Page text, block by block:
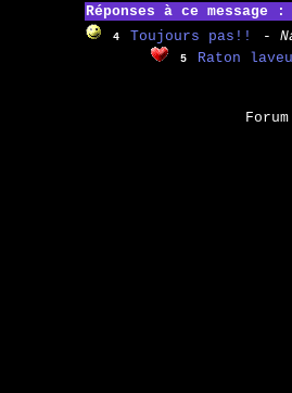
Réponses à ce message :
4 Toujours pas!! -
5 Raton